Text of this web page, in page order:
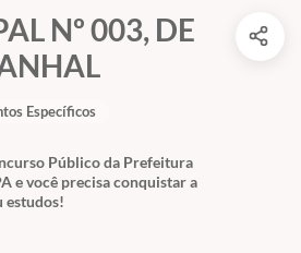
Nº 003, DE
Público da Prefeitura
e você precisa conquistar a
estudos!
Específicos